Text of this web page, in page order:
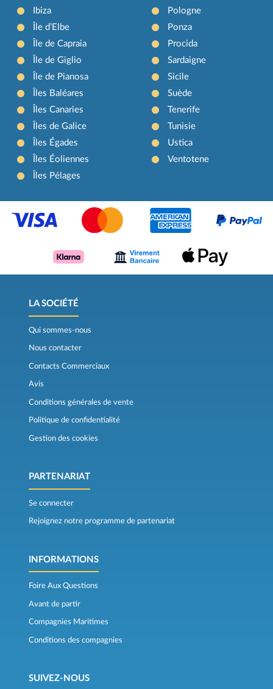
Ibiza
Île d’Elbe
Île de Capraia
Île de Giglio
Île de Pianosa
Îles Baléares
Îles Canaries
Îles de Galice
Îles Égades
Îles Éoliennes
Îles Pélages
Pologne
Ponza
Procida
Sardaigne
Sicile
Suède
Tenerife
Tunisie
Ustica
Ventotene
LA SOCIÉTÉ
Qui sommes-nous
Nous contacter
Contacts Commerciaux
Avis
Conditions générales de vente
Politique de confidentialité
Gestion des cookies
PARTENARIAT
Se connecter
Rejoignez notre programme de partenariat
INFORMATIONS
Foire Aux Questions
Avant de partir
Compagnies Maritimes
Conditions des compagnies
SUIVEZ-NOUS